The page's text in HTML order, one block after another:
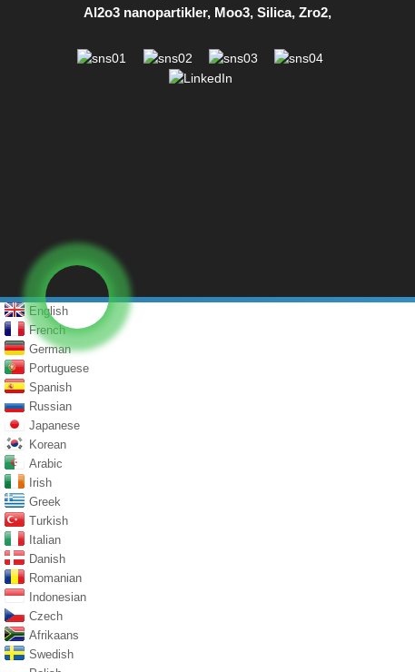
Al2o3 nanopartikler, Moo3, Silica, Zro2,
English
French
German
Portuguese
Spanish
Russian
Japanese
Korean
Arabic
Irish
Greek
Turkish
Italian
Danish
Romanian
Indonesian
Czech
Afrikaans
Swedish